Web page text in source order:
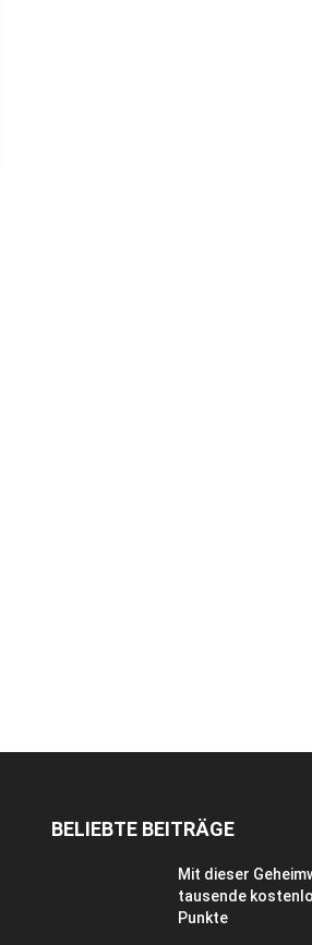
BELIEBTE BEITRÄGE
Mit dieser
tausende
Punkte